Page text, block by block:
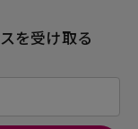
を受け取る